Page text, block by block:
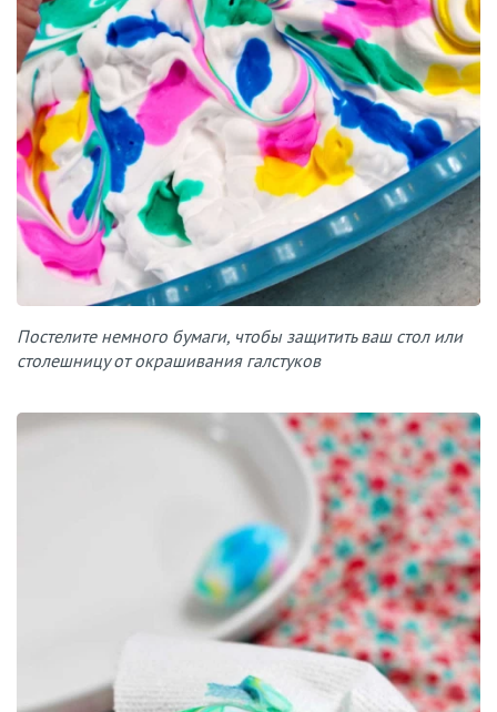
Постелите немного бумаги, чтобы защитить ваш стол или
столешницу от окрашивания галстуков